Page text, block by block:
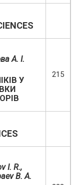
А. І.
У
215
I. R.,
B. A.